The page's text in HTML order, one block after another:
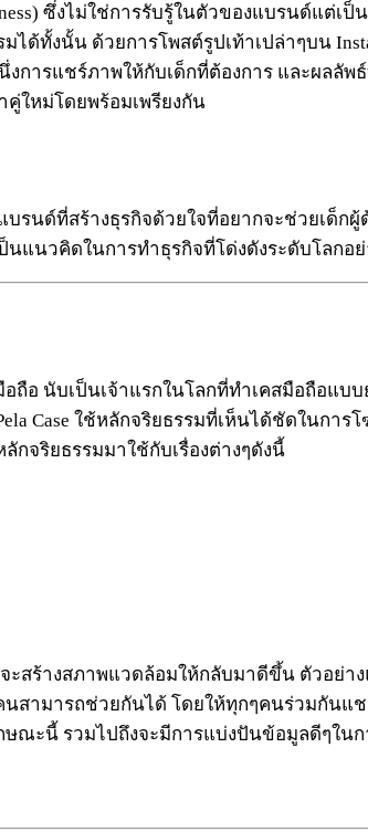
ซึ่งไม่ใช่การรับรู้ในตัวของแบรนด์แต่เป็
ทั้งนั้น ด้วยการโพสต์รูปเท้าเปล่าๆบน
การแชร์ภาพให้กับเด็กที่ต้องการ และผลลั
คู่ใหม่โดยพร้อมเพรียงกัน
บรนด์ที่สร้างธุรกิจด้วยใจที่อยากจะช่วยเด็กผู้
นวคิดในการทำธุรกิจที่โด่งดังระดับโลกอย่า
ถือ นับเป็นเจ้าแรกในโลกที่ทำเคสมือถือแบ
Case ใช้หลักจริยธรรมที่เห็นได้ชัดในการ
กจริยธรรมมาใช้กับเรื่องต่างๆดังนี้
างสภาพแวดล้อมให้กลับมาดีขึ้น ตัวอย่างแ
ามารถช่วยกันได้ โดยให้ทุกๆคนร่วมกันแช
กษณะนี้ รวมไปถึงจะมีการแบ่งปันข้อมูลดีๆใ